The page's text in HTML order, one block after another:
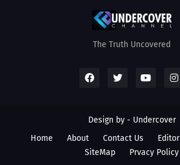
The Truth Uncovered
Design by - Undercover
Home
About Contact Us Editor
SiteMap
Prvacy Policy